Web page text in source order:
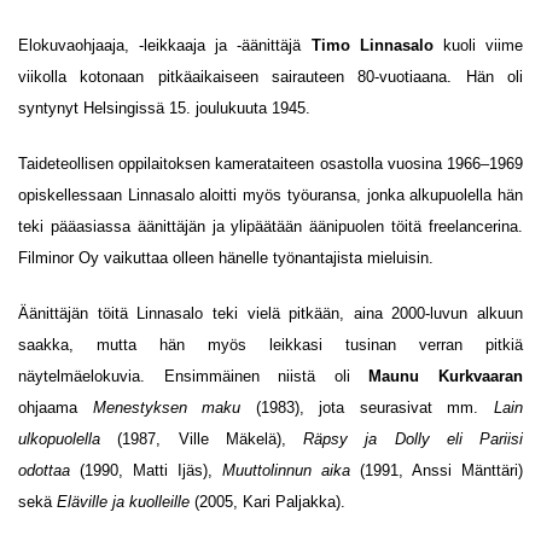
Elokuvaohjaaja, -leikkaaja ja -äänittäjä Timo Linnasalokuoli viime
viikolla kotonaan pitkäaikaiseen sairauteen 80-vuotiaana. Hän oli
syntynyt Helsingissä 15. joulukuuta 1945.
Taideteollisen oppilaitoksen kamerataiteen osastolla vuosina 1966–1969
opiskellessaan Linnasalo aloitti myös työuransa, jonka alkupuolella hän
teki pääasiassa äänittäjän ja ylipäätään äänipuolen töitä freelancerina.
Filminor Oy vaikuttaa olleen hänelle työnantajista mieluisin.
Äänittäjän töitä Linnasalo teki vielä pitkään, aina 2000-luvun alkuun
saakka, mutta hän myös leikkasi tusinan verran pitkiä
näytelmäelokuvia. Ensimmäinen niistä oli
Maunu Kurkvaaran
ohjaama Menestyksen maku (1983), jota seurasivat mm.Lain
ulkopuolella(1987, Ville Mäkelä), Räpsy ja Dolly eli Pariisi
odottaa (1990, Matti Ijäs), Muuttolinnun aika (1991, Anssi Mänttäri)
sekä Eläville ja kuolleille (2005, Kari Paljakka).